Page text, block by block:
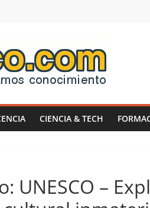
CIENCIA & TECH
UNESCO –